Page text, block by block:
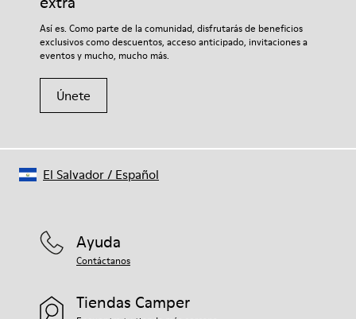
Si deseas obtener información detallada sobre cómo cuidar de
tu par, visita nuestraGuía para el cuidado del calzado.
Así es. Como parte de la comunidad, disfrutarás de beneficios
exclusivos como descuentos, acceso anticipado, invitaciones a
eventos y mucho, mucho más.
Únete
Ayuda
Contáctanos
Tiendas Camper
El Salvador/ Español